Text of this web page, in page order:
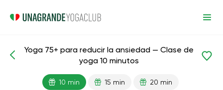
Lecciones preparadas Edad
Yoga 75+ para reducir la ansiedad — Clase de
yoga 10 minutos
10 min 15 min 20 min